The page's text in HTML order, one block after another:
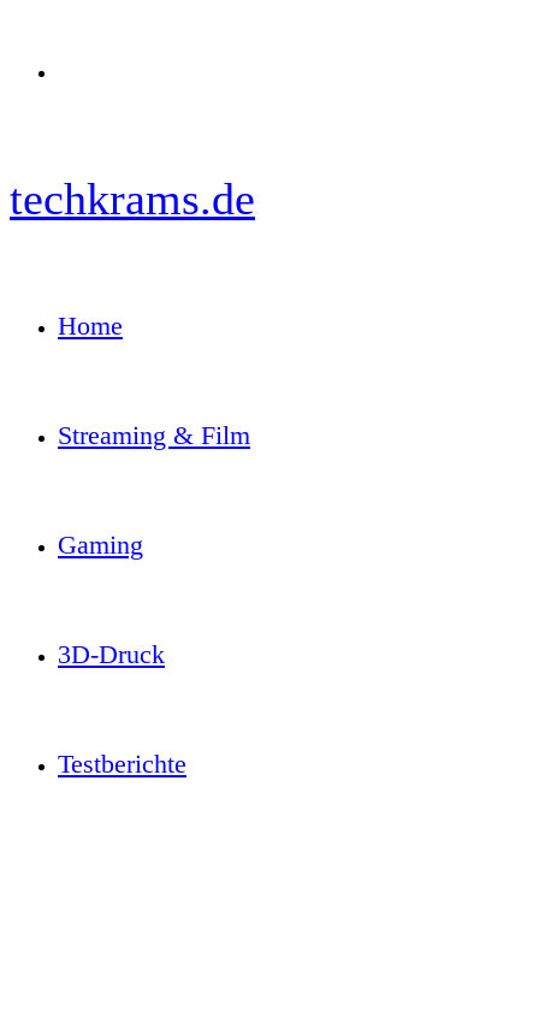
techkrams.de
Home
Streaming & Film
Gaming
3D-Druck
Testberichte